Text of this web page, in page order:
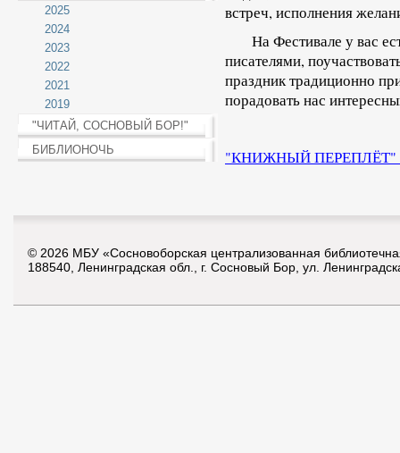
2025
2024
2023
2022
2021
2019
"ЧИТАЙ, СОСНОВЫЙ БОР!"
БИБЛИОНОЧЬ
встреч, исполнения
На Фестивале у вас
писателями,
праздник традиционно
порадовать нас
"КНИЖНЫЙ ПЕРЕПЛЁТ" в
© 2026 МБУ «Сосновоборская централизованная
188540, Ленинградская обл., г. Сосновый Бор, ул.